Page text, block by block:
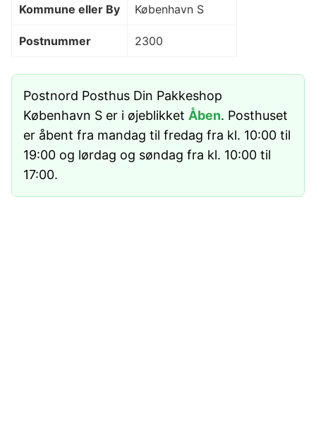
Kommune eller By København S
Postnummer 2300
Postnord Posthus Din Pakkeshop
København S er i øjeblikket Åben. Posthuset
er åbent fra mandag til fredag fra kl. 10:00 til
19:00 og lørdag og søndag fra kl. 10:00 til
17:00.